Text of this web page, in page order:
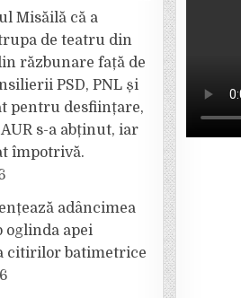
Misăilă că a
de teatru din
răzbunare față de
PSD, PNL și
pentru desființare,
s-a abținut, iar
împotrivă.
adâncimea
oglinda apei
citirilor batimetrice